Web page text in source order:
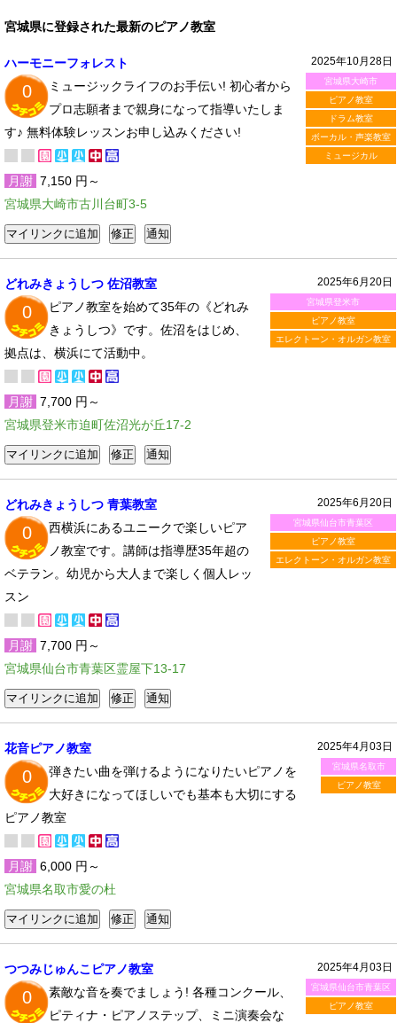
宮城県に登録された最新のピアノ教室
2025年10月28日
宮城県大崎市
ピアノ教室
ドラム教室
ボーカル・声楽教室
ミュージカル
ハーモニーフォレスト
0
ミュージックライフのお手伝い! 初心者から
プロ志願者まで親身になって指導いたしま
す♪ 無料体験レッスンお申し込みください!
月謝 7,150 円～
宮城県大崎市古川台町3-5
2025年6月20日
宮城県登米市
ピアノ教室
エレクトーン・オルガン教室
どれみきょうしつ 佐沼教室
0
ピアノ教室を始めて35年の《どれみ
きょうしつ》です。佐沼をはじめ、
拠点は、横浜にて活動中。
月謝 7,700 円～
宮城県登米市迫町佐沼光が丘17-2
2025年6月20日
宮城県仙台市青葉区
ピアノ教室
エレクトーン・オルガン教室
どれみきょうしつ 青葉教室
0
西横浜にあるユニークで楽しいピア
ノ教室です。講師は指導歴35年超の
ベテラン。幼児から大人まで楽しく個人レッ
スン
月謝 7,700 円～
宮城県仙台市青葉区霊屋下13-17
2025年4月03日
宮城県名取市
ピアノ教室
花音ピアノ教室
0
弾きたい曲を弾けるようになりたいピアノを
大好きになってほしいでも基本も大切にする
ピアノ教室
月謝 6,000 円～
宮城県名取市愛の杜
2025年4月03日
宮城県仙台市青葉区
ピアノ教室
つつみじゅんこピアノ教室
0
素敵な音を奏でましょう! 各種コンクール、
ピティナ・ピアノステップ、ミニ演奏会な